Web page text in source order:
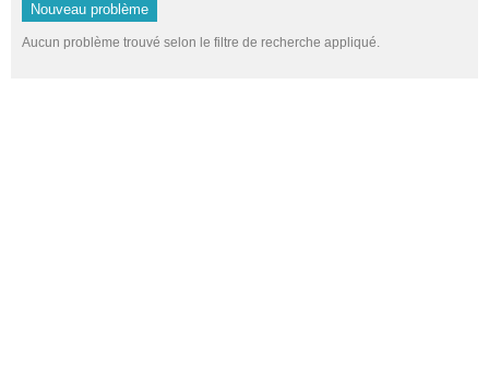
Nouveau problème
Aucun problème trouvé selon le filtre de recherche appliqué.